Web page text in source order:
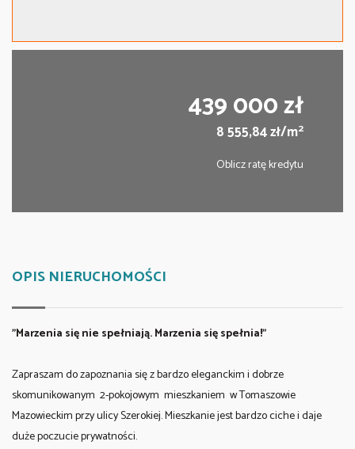
439 000 zł
8 555,84 zł/m2
Oblicz ratę kredytu
OPIS NIERUCHOMOŚCI
"Marzenia się nie spełniają. Marzenia się spełnia!"
Zapraszam do zapoznania się z bardzo eleganckim i dobrze
skomunikowanym 2-pokojowym mieszkaniem w Tomaszowie
Mazowieckim przy ulicy Szerokiej. Mieszkanie jest bardzo ciche i daje
duże poczucie prywatności.